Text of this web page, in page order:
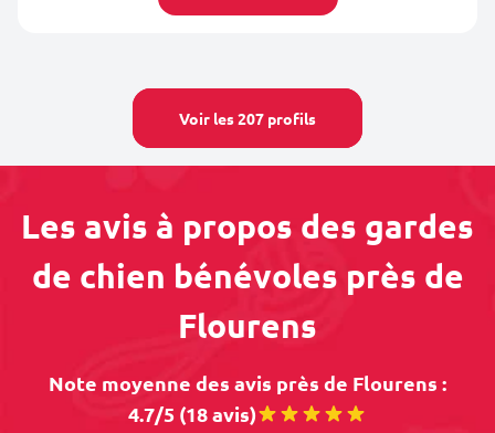
Voir les 207 profils
Les avis à propos des gardes
de chien bénévoles près de
Flourens
Note moyenne des avis près de Flourens :
4.7/5 (18 avis)